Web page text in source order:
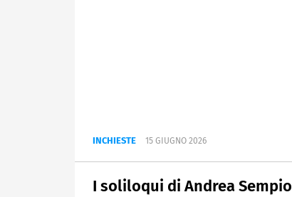
INCHIESTE 15 GIUGNO 2026
I soliloqui di Andrea Sempio